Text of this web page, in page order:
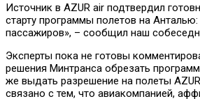
Источник в AZUR air подтвердил
старту программы полетов на
пассажиров», – сообщил наш
Эксперты пока не готовы
решения Минтранса обрезать
же выдать разрешение на полеты
связано с тем, что авиакомпанией,